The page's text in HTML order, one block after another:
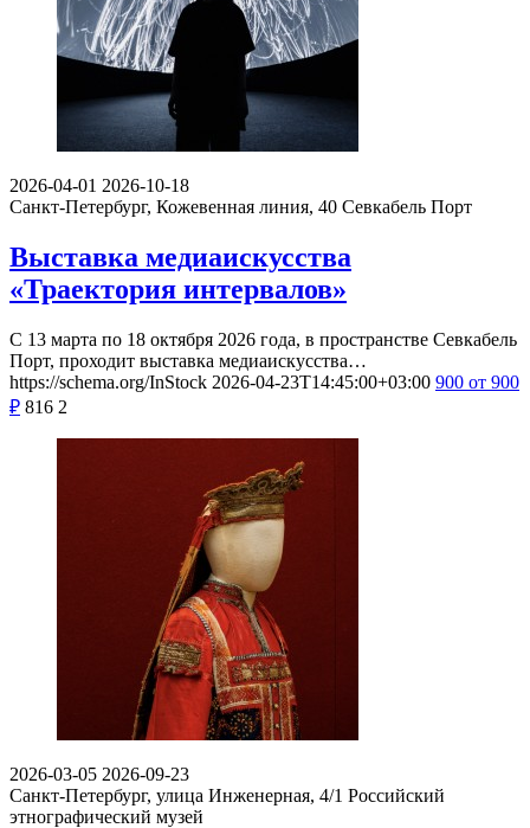
2026-04-01 2026-10-18
Санкт-Петербург, Кожевенная линия, 40 Севкабель Порт
Выставка медиаискусства
«Траектория интервалов»
С 13 марта по 18 октября 2026 года, в пространстве Севкабель
Порт, проходит выставка медиаискусства…
https://schema.org/InStock 2026-04-23T14:45:00+03:00 900 от 900
₽ 816 2
2026-03-05 2026-09-23
Санкт-Петербург, улица Инженерная, 4/1 Российский
этнографический музей